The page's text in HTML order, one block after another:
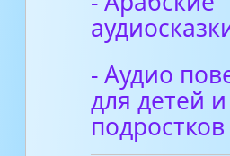
- Аудио
для детей и
подростков